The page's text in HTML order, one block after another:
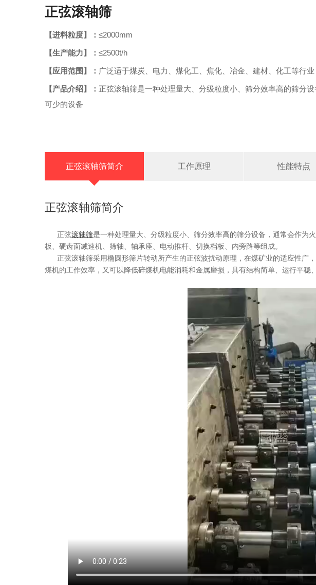
正弦滚轴筛
【进料粒度】： ≤2000mm
【生产能力】： ≤2500t/h
【应用范围】： 广泛适于煤炭、电力、煤化工、焦化、冶金、建材、化工等行业
【产品介绍】： 正弦滚轴筛是一种处理量大、分级粒度小、筛分效率高的筛分
可少的设备
正弦滚轴筛简介 工作原理 性能特点
正弦滚轴筛简介
正弦滚轴筛是一种处理量大、分级粒度小、筛分效率高的筛分设备，通常会作为
板、硬齿面减速机、筛轴、轴承座、电动推杆、切换档板、内旁路等组成。
正弦滚轴筛采用椭圆形筛片转动所产生的正弦波扰动原理，在煤矿业的适应性广
煤机的工作效率，又可以降低碎煤机电能消耗和金属磨损，具有结构简单、运行平稳